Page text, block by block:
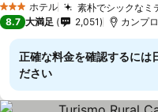
3 ホテルのランク
ホテル 素朴でシックなミ
8.7 大満足 2,051 カンプ
正確な料金を確認するには
ださい